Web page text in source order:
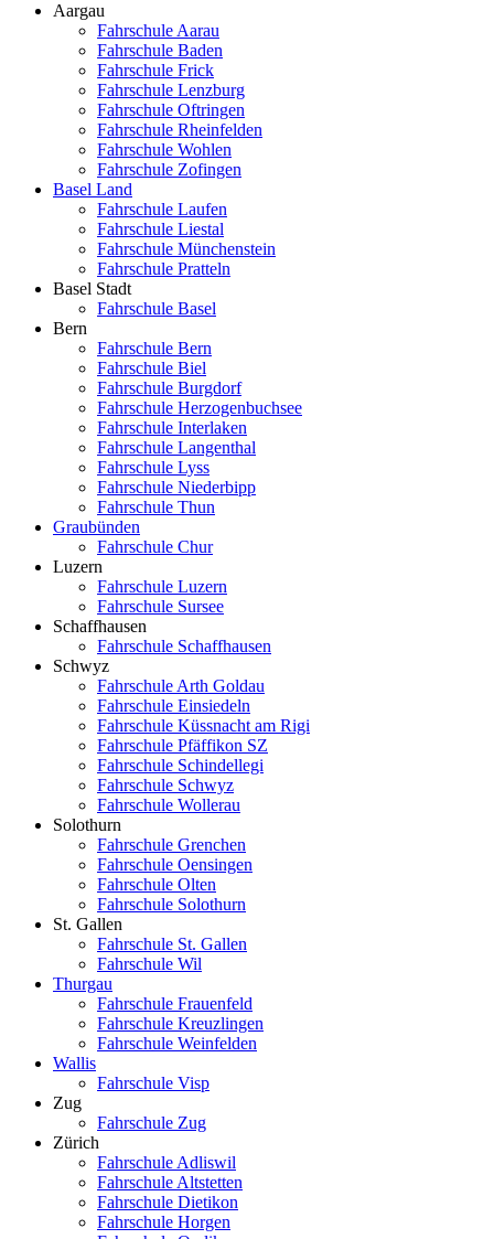
Aargau
Fahrschule Aarau
Fahrschule Baden
Fahrschule Frick
Fahrschule Lenzburg
Fahrschule Oftringen
Fahrschule Rheinfelden
Fahrschule Wohlen
Fahrschule Zofingen
Basel Land
Fahrschule Laufen
Fahrschule Liestal
Fahrschule Münchenstein
Fahrschule Pratteln
Basel Stadt
Fahrschule Basel
Bern
Fahrschule Bern
Fahrschule Biel
Fahrschule Burgdorf
Fahrschule Herzogenbuchsee
Fahrschule Interlaken
Fahrschule Langenthal
Fahrschule Lyss
Fahrschule Niederbipp
Fahrschule Thun
Graubünden
Fahrschule Chur
Luzern
Fahrschule Luzern
Fahrschule Sursee
Schaffhausen
Fahrschule Schaffhausen
Schwyz
Fahrschule Arth Goldau
Fahrschule Einsiedeln
Fahrschule Küssnacht am Rigi
Fahrschule Pfäffikon SZ
Fahrschule Schindellegi
Fahrschule Schwyz
Fahrschule Wollerau
Solothurn
Fahrschule Grenchen
Fahrschule Oensingen
Fahrschule Olten
Fahrschule Solothurn
St. Gallen
Fahrschule St. Gallen
Fahrschule Wil
Thurgau
Fahrschule Frauenfeld
Fahrschule Kreuzlingen
Fahrschule Weinfelden
Wallis
Fahrschule Visp
Zug
Fahrschule Zug
Zürich
Fahrschule Adliswil
Fahrschule Altstetten
Fahrschule Dietikon
Fahrschule Horgen